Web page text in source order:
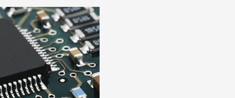
điện
đại
Máy đo độ tĩnh điện trong sản xuất
công nghiệp